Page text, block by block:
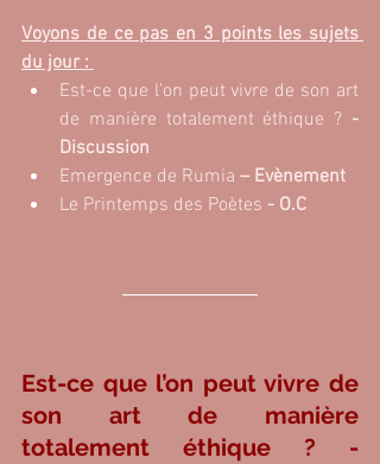
Voyons de ce pas en 3 points les sujets
du jour :
Est-ce que l’on peut vivre de son art
de manière totalement éthique ? -
Discussion
Emergence de Rumia – Evènement
Le Printemps des Poètes - O.C
Est-ce que l’on peut vivre de
son art de manière
totalement éthique ? -